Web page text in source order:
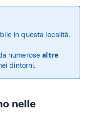
in questa località.
numerosealtre
dintorni.
nelle